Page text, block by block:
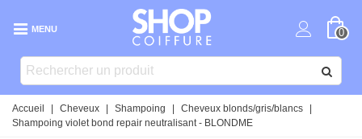
MENU 0
Accueil Cheveux Shampoing Cheveux blonds/gris/blancs
Shampoing violet bond repair neutralisant - BLONDME